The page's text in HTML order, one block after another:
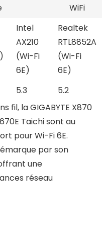
WiFi
Intel
AX210
(Wi-Fi
6E)
Realtek
RTL8852A
(Wi-Fi
6E)
5.3
5.2
fil, la GIGABYTE X870
Taichi sont au
pour Wi-Fi 6E.
par son
une
réseau